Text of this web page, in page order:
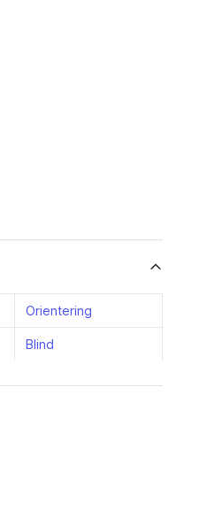
Orientering
Blind